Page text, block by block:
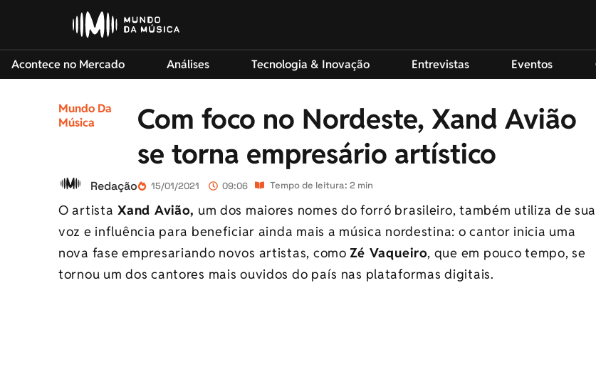
Acontece no Mercado Análises Tecnologia & Inovação Entrevistas Eventos
Mundo Da
Música
Com foco no Nordeste, Xand Avião
se torna empresário artístico
Redação 15/01/2021 09:06 Tempo de leitura: 2 min
O artista Xand Avião, um dos maiores nomes do forró brasileiro, também utiliza de sua
voz e influência para beneficiar ainda mais a música nordestina: o cantor inicia uma
nova fase empresariando novos artistas, comoZé Vaqueiro, que em pouco tempo, se
tornou um dos cantores mais ouvidos do país nas plataformas digitais.